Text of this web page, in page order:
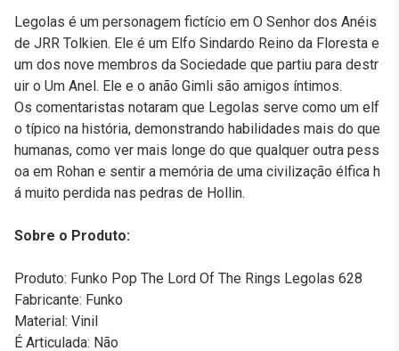
Legolas é um personagem fictício em O Senhor dos Anéis
de JRR Tolkien. Ele é um Elfo Sindardo Reino da Floresta e
um dos nove membros da Sociedade que partiu para destr
uir o Um Anel. Ele e o anão Gimli são amigos íntimos.
Os comentaristas notaram que Legolas serve como um elf
o típico na história, demonstrando habilidades mais do que
humanas, como ver mais longe do que qualquer outra pess
oa em Rohan e sentir a memória de uma civilização élfica h
á muito perdida nas pedras de Hollin.
Sobre o Produto:
Produto: Funko Pop The Lord Of The Rings Legolas 628
Fabricante: Funko
Material: Vinil
É Articulada: Não